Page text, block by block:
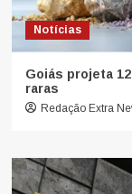
Notícias
Goiás projeta
raras
Redação Extra